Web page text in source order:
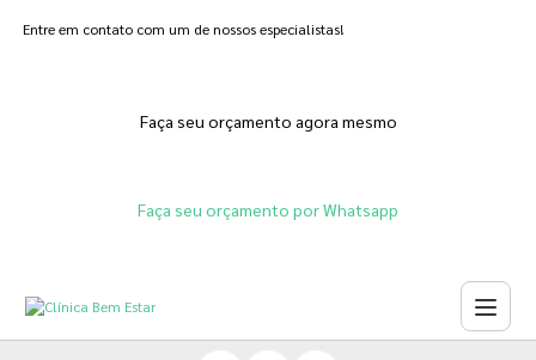
Entre em contato com um de nossos especialistas!
Faça seu orçamento agora mesmo
Faça seu orçamento por Whatsapp